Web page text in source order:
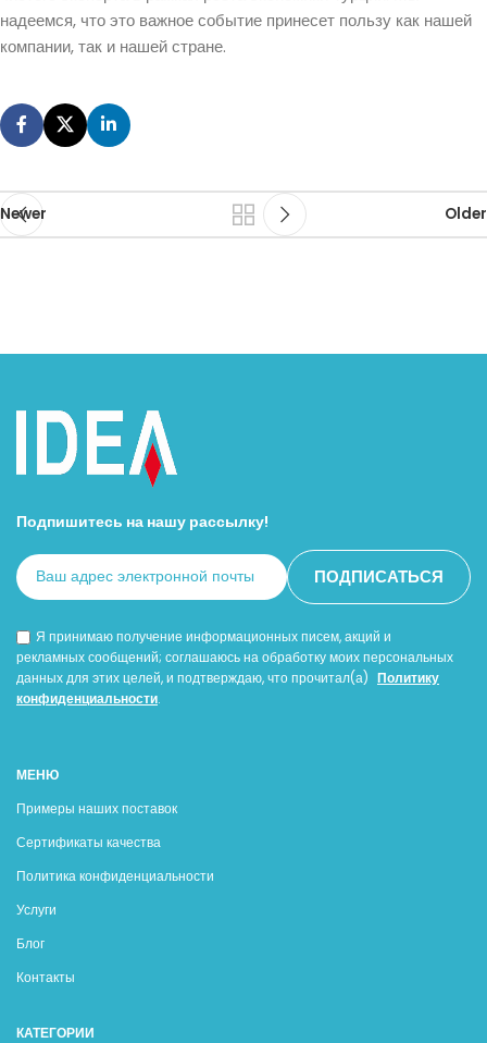
надеемся, что это важное событие принесет пользу как нашей
компании, так и нашей стране.
Newer Older
Подпишитесь на нашу рассылку!
Я принимаю получение информационных писем, акций и
рекламных сообщений; соглашаюсь на обработку моих персональных
данных для этих целей, и подтверждаю, что прочитал(а) Политику
конфиденциальности.
МЕНЮ
Примеры наших поставок
Сертификаты качества
Политика конфиденциальности
Услуги
Блог
Контакты
КАТЕГОРИИ